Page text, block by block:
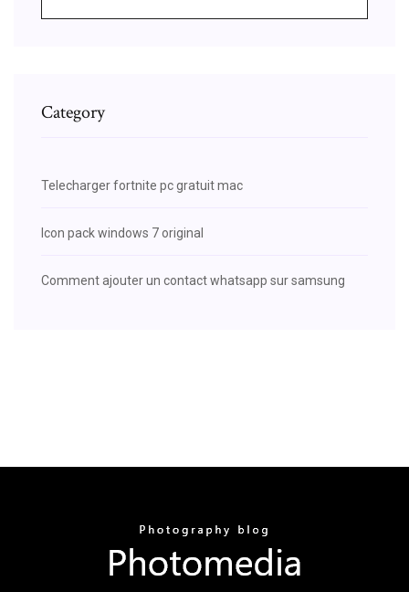
Category
Telecharger fortnite pc gratuit mac
Icon pack windows 7 original
Comment ajouter un contact whatsapp sur samsung